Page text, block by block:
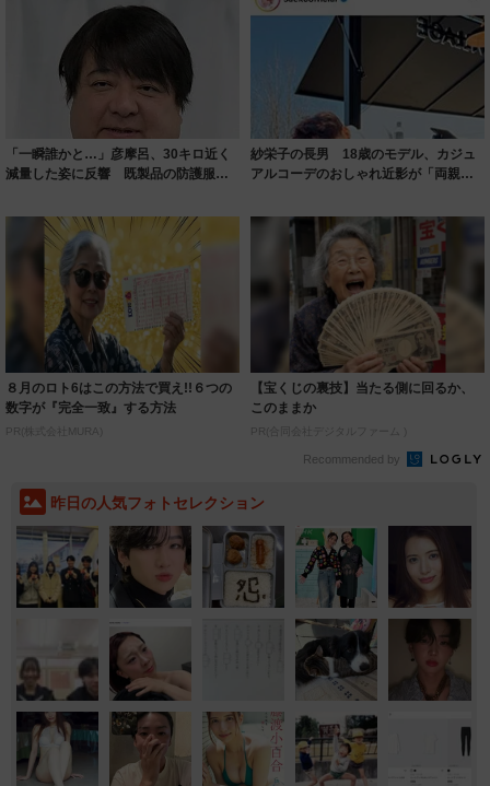
「一瞬誰かと…」彦摩呂、30キロ近く
減量した姿に反響 既製品の防護服が
紗栄子の長男 18歳のモデル、カジュ
アルコーデのおしゃれ近影が「両親の
８月のロト6はこの方法で買え!!６つの
数字が『完全一致』する方法
PR(株式会社MURA)
【宝くじの裏技】当たる側に回るか、
このままか
PR(合同会社デジタルファーム )
Recommended by
昨日の人気フォトセレクション